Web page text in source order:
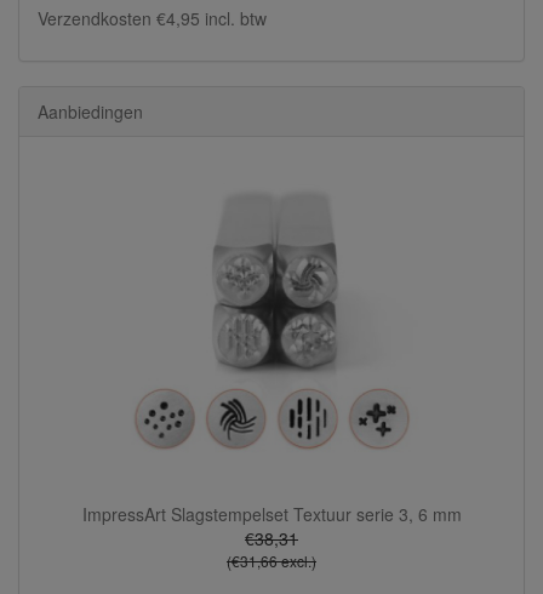
Verzendkosten €4,95 incl. btw
Aanbiedingen
ImpressArt Slagstempelset Textuur serie 3, 6 mm
€38,31
(€31,66 excl.)